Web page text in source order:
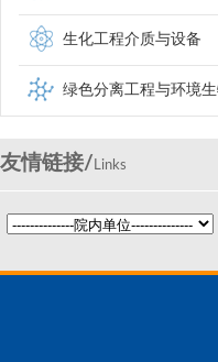
生化工程介质与设备
绿色分离工程与环境
友情链接/ Links